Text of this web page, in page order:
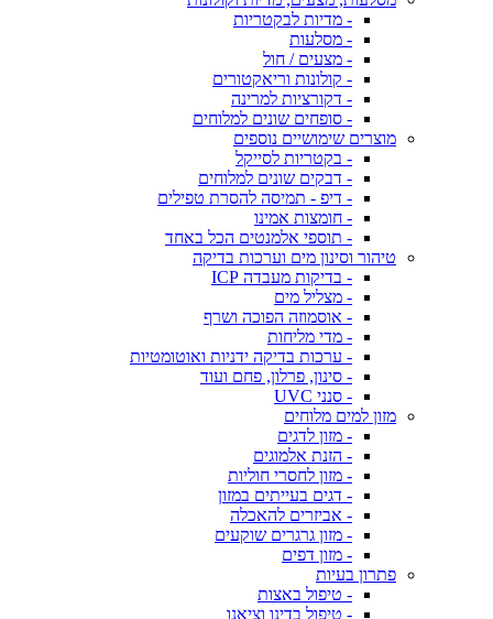
- מדיות לבקטריות
- מסלעות
- מצעים / חול
- קולונות וריאקטורים
- דקורציות למרינה
- סופחים שונים למלוחים
מוצרים שימושיים נוספים
- בקטריות לסייקל
- דבקים שונים למלוחים
- דיפ - תמיסה להסרת טפילים
- חומצות אמינו
- תוספי אלמנטים הכל באחד
טיהור וסינון מים וערכות בדיקה
- בדיקות מעבדה ICP
- מצליל מים
- אוסמוזה הפוכה ושרף
- מדי מליחות
- ערכות בדיקה ידניות ואוטומטיות
- סינון, פרלון, פחם ועוד
- סנני UVC
מזון למים מלוחים
- מזון לדגים
- הזנת אלמוגים
- מזון לחסרי חוליות
- דגים בעייתים במזון
- אביזרים להאכלה
- מזון גרגרים שוקעים
- מזון דפים
פתרון בעיות
- טיפול באצות
- טיפול בדינו וציאנו